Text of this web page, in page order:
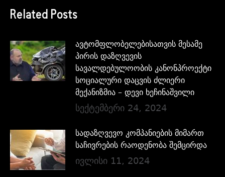
Related Posts
ავტომფლობელებისათვის მესამე
პირის დაზღვევის
სავალდებულოობის კანონპროექტი
სოციალური დაცვის ძლიერი
მექანიზმია – დევი ხეჩინაშვილი
სექტემბერი 24, 2024
სადაზღვევო კომპანიების მიმართ
საჩივრების რაოდენობა შემცირდა
ივლისი 11, 2024